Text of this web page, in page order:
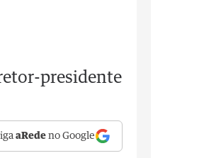
presidente
aRede no Google